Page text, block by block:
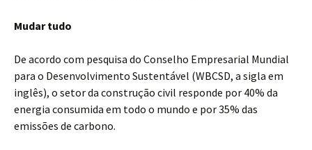
Mudar tudo
De acordo com pesquisa do Conselho Empresarial Mundial
para o Desenvolvimento Sustentável (WBCSD, a sigla em
inglês), o setor da construção civil responde por 40% da
energia consumida em todo o mundo e por 35% das
emissões de carbono.